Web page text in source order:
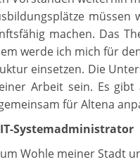
müssen
machen. Das
werde ich mich für
einsetzen. Die
Arbeit sein. Es
für Altena
IT-Systemadministrator
Wohle meiner Stadt